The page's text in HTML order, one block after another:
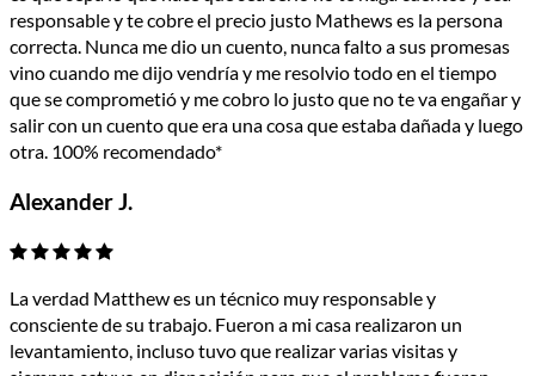
responsable y te cobre el precio justo Mathews es la persona
correcta. Nunca me dio un cuento, nunca falto a sus promesas
vino cuando me dijo vendría y me resolvio todo en el tiempo
que se comprometió y me cobro lo justo que no te va engañar y
salir con un cuento que era una cosa que estaba dañada y luego
otra. 100% recomendado*
Alexander J.
La verdad Matthew es un técnico muy responsable y
consciente de su trabajo. Fueron a mi casa realizaron un
levantamiento, incluso tuvo que realizar varias visitas y